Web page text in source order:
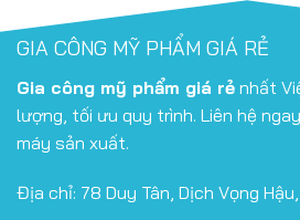
GIA CÔNG MỸ PHẨM GIÁ RẺ
Gia công mỹ phẩm giá rẻ nhất
lượng, tối ưu quy trình. Liên hệ
máy sản xuất.
Địa chỉ: 78 Duy Tân, Dịch Vọng